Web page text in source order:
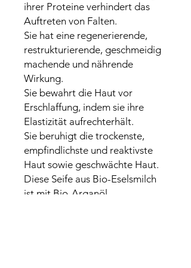
ihrer Proteine verhindert das
Auftreten von Falten.
Sie hat eine regenerierende,
restrukturierende, geschmeidig
machende und nährende
Wirkung.
Sie bewahrt die Haut vor
Erschlaffung, indem sie ihre
Elastizität aufrechterhält.
Sie beruhigt die trockenste,
empfindlichste und reaktivste
Haut sowie geschwächte Haut.
Diese Seife aus Bio-Eselsmilch
ist mit Bio-Arganöl